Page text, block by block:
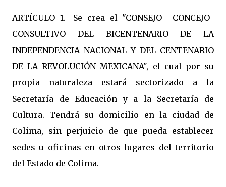
ARTÍCULO 1.- Se crea el "CONSEJO –CONCEJO-
CONSULTIVO DEL BICENTENARIO DE LA
INDEPENDENCIA NACIONAL Y DEL CENTENARIO
DE LA REVOLUCIÓN MEXICANA", el cual por su
propia naturaleza estará sectorizado a la
Secretaría de Educación y a la Secretaría de
Cultura. Tendrá su domicilio en la ciudad de
Colima, sin perjuicio de que pueda establecer
sedes u oficinas en otros lugares del territorio
del Estado de Colima.